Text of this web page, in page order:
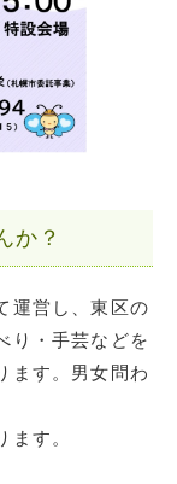
か？
運営し、東区の
り・手芸などを
ます。男女問わ
す。